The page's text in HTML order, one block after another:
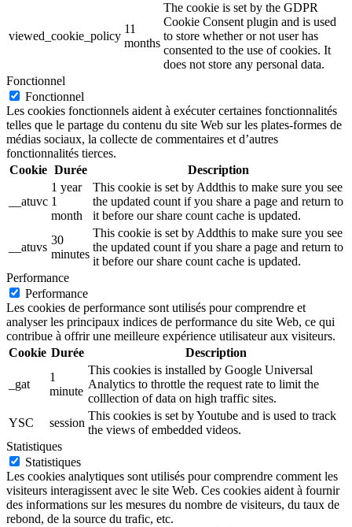
viewed_cookie_policy
11
months
The cookie is set by the GDPR
Cookie Consent plugin and is used
to store whether or not user has
consented to the use of cookies. It
does not store any personal data.
Fonctionnel
Fonctionnel
Les cookies fonctionnels aident à exécuter certaines fonctionnalités
telles que le partage du contenu du site Web sur les plates-formes de
médias sociaux, la collecte de commentaires et d’autres
fonctionnalités tierces.
Cookie Durée Description
__atuvc
1 year
1
month
This cookie is set by Addthis to make sure you see
the updated count if you share a page and return to
it before our share count cache is updated.
__atuvs
30
minutes
This cookie is set by Addthis to make sure you see
the updated count if you share a page and return to
it before our share count cache is updated.
Performance
Performance
Les cookies de performance sont utilisés pour comprendre et
analyser les principaux indices de performance du site Web, ce qui
contribue à offrir une meilleure expérience utilisateur aux visiteurs.
Cookie Durée Description
_gat
1
minute
This cookies is installed by Google Universal
Analytics to throttle the request rate to limit the
colllection of data on high traffic sites.
YSC
session
This cookies is set by Youtube and is used to track
the views of embedded videos.
Statistiques
Statistiques
Les cookies analytiques sont utilisés pour comprendre comment les
visiteurs interagissent avec le site Web. Ces cookies aident à fournir
des informations sur les mesures du nombre de visiteurs, du taux de
rebond, de la source du trafic, etc.